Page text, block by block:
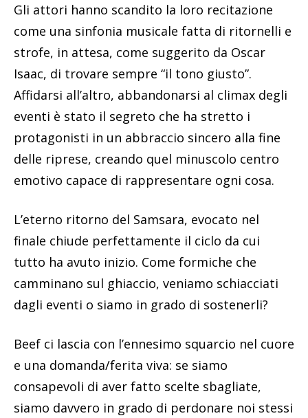
Gli attori hanno scandito la loro recitazione
come una sinfonia musicale fatta di ritornelli e
strofe, in attesa, come suggerito da Oscar
Isaac, di trovare sempre “il tono giusto”.
Affidarsi all’altro, abbandonarsi al climax degli
eventi è stato il segreto che ha stretto i
protagonisti in un abbraccio sincero alla fine
delle riprese, creando quel minuscolo centro
emotivo capace di rappresentare ogni cosa.
L’eterno ritorno del Samsara, evocato nel
finale chiude perfettamente il ciclo da cui
tutto ha avuto inizio. Come formiche che
camminano sul ghiaccio, veniamo schiacciati
dagli eventi o siamo in grado di sostenerli?
Beef ci lascia con l’ennesimo squarcio nel cuore
e una domanda/ferita viva: se siamo
consapevoli di aver fatto scelte sbagliate,
siamo davvero in grado di perdonare noi stessi